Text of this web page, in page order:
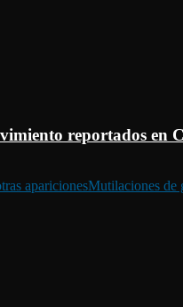
reportados en
aparicionesMutilaciones de